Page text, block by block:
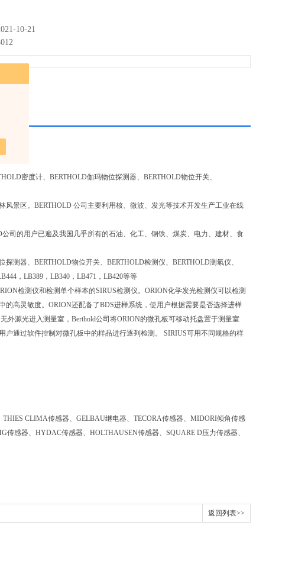
10-21
密度计、BERTHOLD伽玛物位探测器、BERTHOLD物位开关、
景区。BERTHOLD 公司主要利用核、微波、发光等技术开发生产工业在线
司的用户已遍及我国几乎所有的石油、化工、钢铁、煤炭、电力、建材、食
测器、BERTHOLD物位开关、BERTHOLD检测仪、BERTHOLD测氡仪、
，LB389，LB340，LB471，LB420等等
检测仪和检测单个样本的SIRUS检测仪。ORION化学发光检测仪可以检测
高灵敏度。ORION还配备了BDS进样系统，使用户根据需要是否选择进样
源光进入测量室，Berthold公司将ORION的微孔板可移动托盘置于测量室
通过软件控制对微孔板中的样品进行逐列检测。 SIRIUS可用不同规格的样
CLIMA传感器、GELBAU继电器、TECORA传感器、MIDORI倾角传感
感器、HYDAC传感器、HOLTHAUSEN传感器、SQUARE D压力传感器、
返回列表>>